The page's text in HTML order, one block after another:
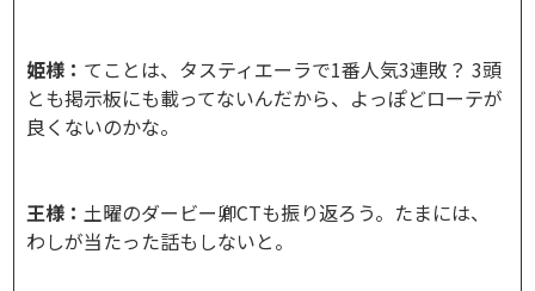
姫様： てことは、タスティエーラで1番人気3連敗？ 3頭
とも掲示板にも載ってないんだから、よっぽどローテが
良くないのかな。
王様：土曜のダービー卿CTも振り返ろう。たまには、
わしが当たった話もしないと。